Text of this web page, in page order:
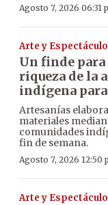
Agosto 7, 2026 06:31
Arte y
Un finde
riqueza de la
indígena
Artesanías
materiales
comunidades
fin de semana.
Agosto 7, 2026 12:50
Arte y